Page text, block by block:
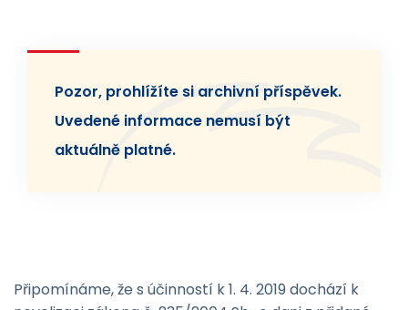
Pozor, prohlížíte si archivní příspěvek.
Uvedené informace nemusí být
aktuálně platné.
Připomínáme, že s účinností k 1. 4. 2019 dochází k